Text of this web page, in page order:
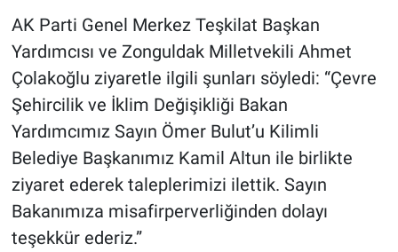
AK Parti Genel Merkez Teşkilat Başkan
Yardımcısı ve Zonguldak Milletvekili Ahmet
Çolakoğlu ziyaretle ilgili şunları söyledi: “Çevre
Şehircilik ve İklim Değişikliği Bakan
Yardımcımız Sayın Ömer Bulut’u Kilimli
Belediye Başkanımız Kamil Altun ile birlikte
ziyaret ederek taleplerimizi ilettik. Sayın
Bakanımıza misafirperverliğinden dolayı
teşekkür ederiz.”